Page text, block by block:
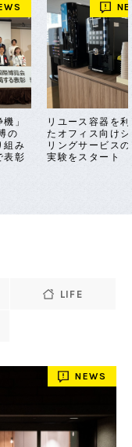
」
の
組み
表彰
リユース容器を
たオフィス向け
リングサービス
実験をスタート
LIFE
NEWS